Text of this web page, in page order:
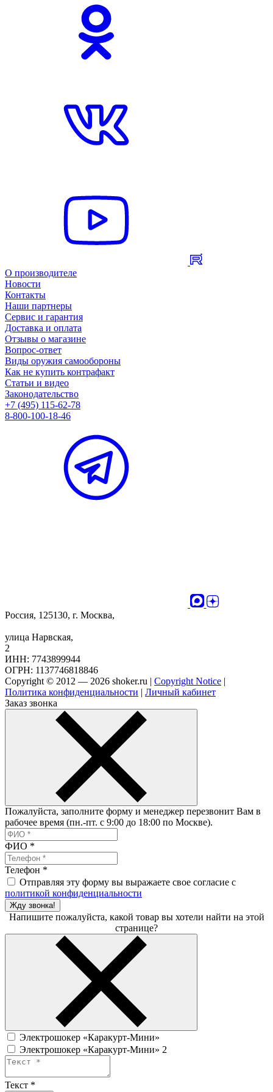
О производителе
Новости
Контакты
Наши партнеры
Сервис и гарантия
Доставка и оплата
Отзывы о магазине
Вопрос-ответ
Виды оружия самообороны
Как не купить контрафакт
Статьи и видео
Законодательство
+7 (495) 115-62-78
8-800-100-18-46
Россия, 125130, г. Москва,
улица Нарвская,
2
ИНН: 7743899944
ОГРН: 1137746818846
Copyright © 2012 — 2026 shoker.ru | Copyright Notice |
Политика конфиденциальности | Личный кабинет
Заказ звонка
Пожалуйста, заполните форму и менеджер перезвонит Вам в
рабочее время (пн.-пт. с 9:00 до 18:00 по Москве).
ФИО *
Телефон *
Отправляя эту форму вы выражаете свое согласие с
политикой конфиденциальности
Жду звонка!
Напишите пожалуйста, какой товар вы хотели найти на этой
странице?
Электрошокер «Каракурт-Мини»
Электрошокер «Каракурт-Мини» 2
Текст *